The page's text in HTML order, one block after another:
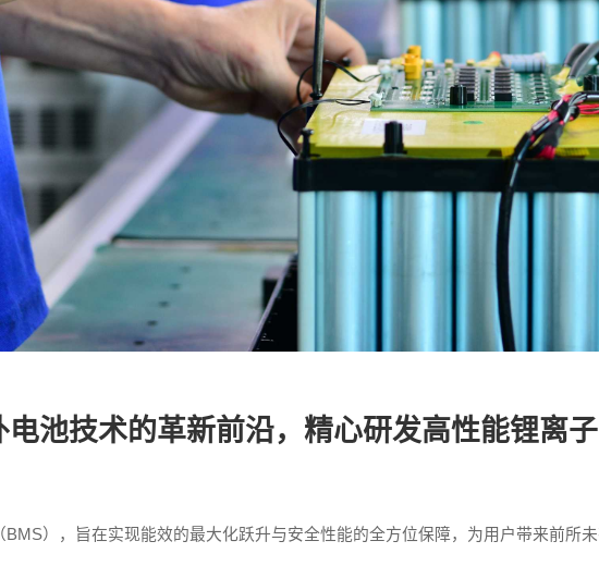
池技术的革新前沿，精心研发高性能锂离
BMS），旨在实现能效的最大化跃升与安全性能的全方位保障，为用户带来前所